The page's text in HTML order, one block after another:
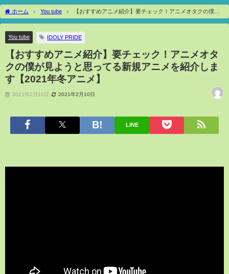
ホーム You tube
【おすすめアニメ紹介】要チェック！アニメオタクの僕が
見ようと思ってる新規アニメを紹介します【2021年冬アニメ】
You tube IDOLY PRIDE
【おすすめアニメ紹介】要チェック！アニメオタ
クの僕が見ようと思ってる新規アニメを紹介しま
す【2021年冬アニメ】
2021年2月10日 2021年2月10日
LINE